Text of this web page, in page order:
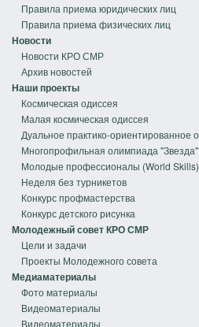
Правила приема юридических лиц
Правила приема физических лиц
Новости
Новости КРО СМР
Архив новостей
Наши проекты
Космическая одиссея
Малая космическая одиссея
Дуальное практико-ориентированное
Многопрофильная олимпиада "Звезда"
Молодые профессионалы (World Skills)
Неделя без турникетов
Конкурс профмастерства
Конкурс детского рисунка
Молодежный совет КРО СМР
Цели и задачи
Проекты Молодежного совета
Медиаматериалы
Фото материалы
Видеоматериалы
Видеоматериалы